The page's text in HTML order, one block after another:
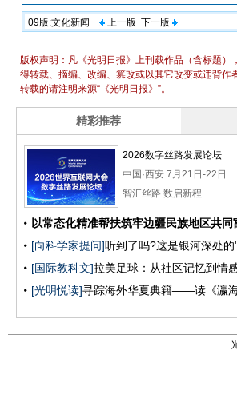
09版:文化新闻 上一版 下一版